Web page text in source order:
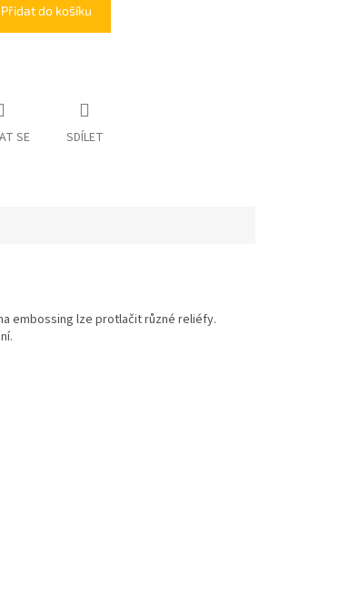
Přidat do košíku
SE SDÍLET
embossing lze protlačit různé reliéfy.